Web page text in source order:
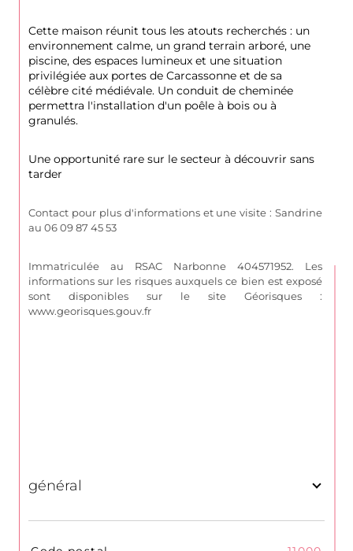
Cette maison réunit tous les atouts recherchés : un
environnement calme, un grand terrain arboré, une
piscine, des espaces lumineux et une situation
privilégiée aux portes de Carcassonne et de sa
célèbre cité médiévale. Un conduit de cheminée
permettra l'installation d'un poêle à bois ou à
granulés.
Une opportunité rare sur le secteur à découvrir sans
tarder
Contact pour plus d'informations et une visite : Sandrine
au 06 09 87 45 53
Immatriculée au RSAC Narbonne 404571952. Les
informations sur les risques auxquels ce bien est exposé
sont disponibles sur le site Géorisques :
www.georisques.gouv.fr
général